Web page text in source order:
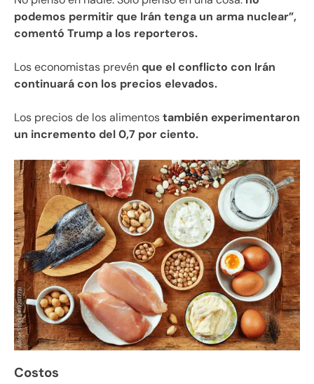
podemos permitir que Irán tenga un arma nuclear”,
comentó Trump a los reporteros.
Los economistas prevénque el conflicto con Irán
continuará con los precios elevados.
Los precios de los alimentostambién experimentaron
un incremento del 0,7 por ciento.
Costos